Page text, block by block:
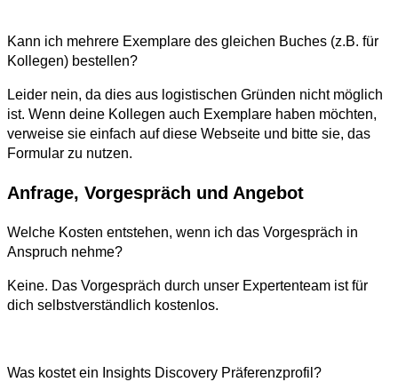
Kann ich mehrere Exemplare des gleichen Buches (z.B. für
Kollegen) bestellen?
Leider nein, da dies aus logistischen Gründen nicht möglich
ist. Wenn deine Kollegen auch Exemplare haben möchten,
verweise sie einfach auf diese Webseite und bitte sie, das
Formular zu nutzen.
Anfrage, Vorgespräch und Angebot
Welche Kosten entstehen, wenn ich das Vorgespräch in
Anspruch nehme?
Keine. Das Vorgespräch durch unser Expertenteam ist für
dich selbstverständlich kostenlos.
Was kostet ein Insights Discovery Präferenzprofil?